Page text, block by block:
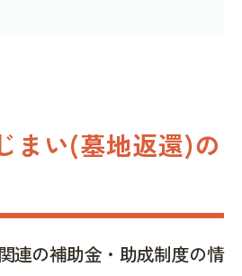
まい(墓地返還)の
連の補助金・助成制度の情